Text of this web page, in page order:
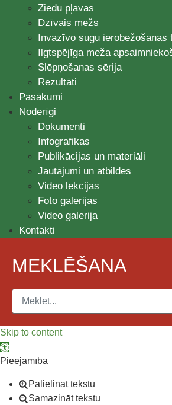
Ziedu pļavas
Dzīvais mežs
Invazīvo sugu ierobežošanas
Ilgtspējīga meža
Slēpņošanas sērija
Rezultāti
Pasākumi
Noderīgi
Dokumenti
Infografikas
Publikācijas un materiāli
Jautājumi un atbildes
Video lekcijas
Foto galerijas
Video galerija
Kontakti
MEKLĒŠANA
Skip to content
Open toolbar
Pieejamība
Palielināt tekstu
Samazināt tekstu